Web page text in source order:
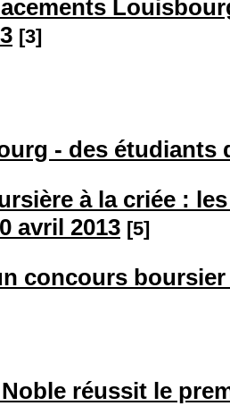
[3]
- des étudiants
à la criée :
avril 2013 [5]
concours boursier
réussit le